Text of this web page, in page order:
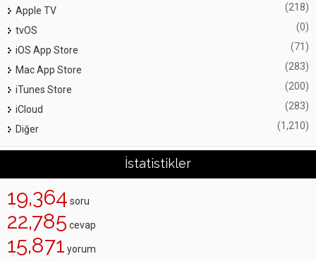
Apple TV (218)
tvOS (0)
iOS App Store (71)
Mac App Store (283)
iTunes Store (200)
iCloud (283)
Diğer (1,210)
İstatistikler
19,364 soru
22,785 cevap
15,871 yorum